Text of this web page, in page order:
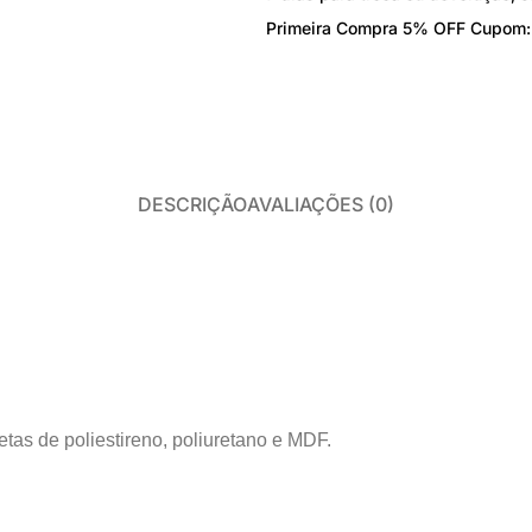
Autonivelantes, Colas e Primers
Primeira Compra 5% OFF
DESCRIÇÃOAVALIAÇÕES (0)
de poliestireno, poliuretano e MDF.